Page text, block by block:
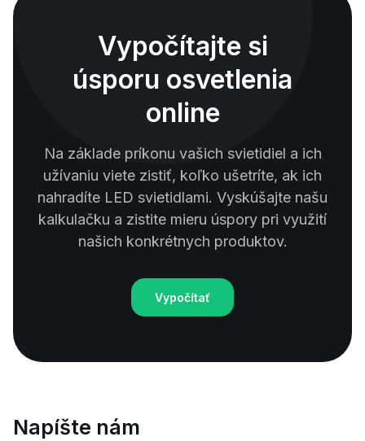
Vypočítajte si
úsporu osvetlenia
online
Na základe príkonu vašich svietidiel a ich
užívaniu viete zistiť, koľko ušetríte, ak ich
nahradíte LED svietidlami. Vyskúšajte našu
kalkulačku a zistite mieru úspory pri využití
našich konkrétnych produktov.
Vypočítať
Napíšte nám